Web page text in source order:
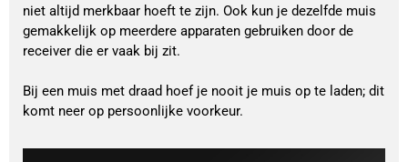
niet altijd merkbaar hoeft te zijn. Ook kun je dezelfde muis
gemakkelijk op meerdere apparaten gebruiken door de
receiver die er vaak bij zit.
Bij een muis met draad hoef je nooit je muis op te laden; dit
komt neer op persoonlijke voorkeur.